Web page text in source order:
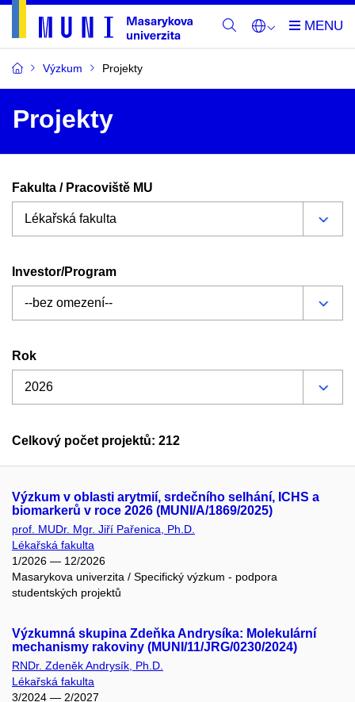
Výzkum Projekty
Projekty
Fakulta / Pracoviště MU
Investor/Program
Rok
Celkový počet projektů: 212
Výzkum v oblasti arytmií, srdečního selhání, ICHS a
biomarkerů v roce 2026 (MUNI/A/1869/2025)
prof. MUDr. Mgr. Jiří Pařenica, Ph.D.
Lékařská fakulta
1/2026 — 12/2026
Masarykova univerzita / Specifický výzkum - podpora
studentských projektů
Výzkumná skupina Zdeňka Andrysíka: Molekulární
mechanismy rakoviny (MUNI/11/JRG/0230/2024)
RNDr. Zdeněk Andrysík, Ph.D.
Lékařská fakulta
3/2024 — 2/2027